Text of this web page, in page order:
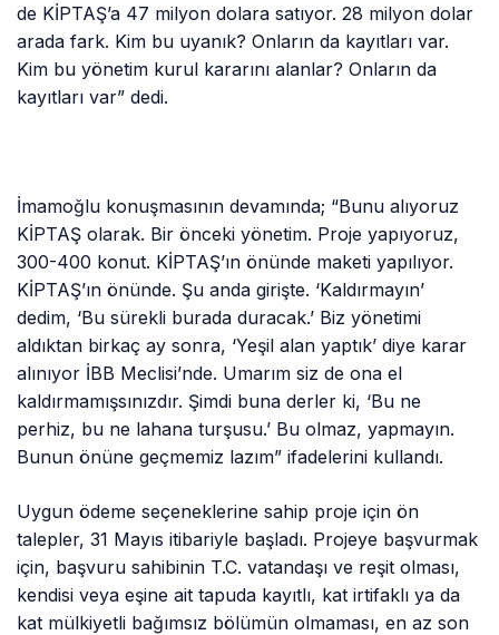
de KİPTAŞ’a 47 milyon dolara satıyor. 28 milyon dolar
arada fark. Kim bu uyanık? Onların da kayıtları var.
Kim bu yönetim kurul kararını alanlar? Onların da
kayıtları var” dedi.
İmamoğlu konuşmasının devamında; “Bunu alıyoruz
KİPTAŞ olarak. Bir önceki yönetim. Proje yapıyoruz,
300-400 konut. KİPTAŞ’ın önünde maketi yapılıyor.
KİPTAŞ’ın önünde. Şu anda girişte. ‘Kaldırmayın’
dedim, ‘Bu sürekli burada duracak.’ Biz yönetimi
aldıktan birkaç ay sonra, ‘Yeşil alan yaptık’ diye karar
alınıyor İBB Meclisi’nde. Umarım siz de ona el
kaldırmamışsınızdır. Şimdi buna derler ki, ‘Bu ne
perhiz, bu ne lahana turşusu.’ Bu olmaz, yapmayın.
Bunun önüne geçmemiz lazım” ifadelerini kullandı.
Uygun ödeme seçeneklerine sahip proje için ön
talepler, 31 Mayıs itibariyle başladı. Projeye başvurmak
için, başvuru sahibinin T.C. vatandaşı ve reşit olması,
kendisi veya eşine ait tapuda kayıtlı, kat irtifaklı ya da
kat mülkiyetli bağımsız bölümün olmaması, en az son